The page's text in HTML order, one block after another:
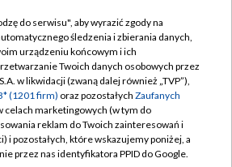
TVP
TVP
Cyfrowa
Regulamin TVP
prywatności
Moje zgody
Pomoc
do serwisu", aby wyrazić zgody na
śledzenia i zbierania danych,
urządzeniu końcowym i ich
Twoich danych osobowych przez
w likwidacji (zwaną dalej również „TVP”),
(1201 firm) oraz pozostałych Zaufanych
celach marketingowych (w tym do
reklam do Twoich zainteresowań i
i pozostałych, które wskazujemy poniżej, a
przez nas identyfikatora PPID do Google.